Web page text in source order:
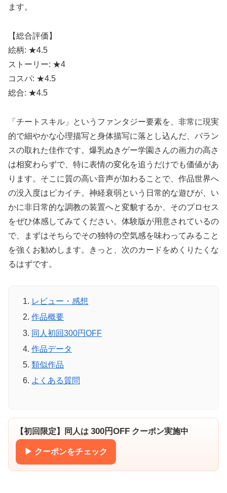
ます。
【総合評価】
絵柄: ★4.5
ストーリー: ★4
コスパ: ★4.5
総合: ★4.5
「チートスキル」というファンタジー要素を、非常に現実
的で細やかな心理描写と身体描写に落とし込んだ、バラン
スの取れた佳作です。爆乳ぬきゲー学園さんの画力の高さ
は相変わらずで、特に表情の変化を追うだけでも価値があ
ります。そこに質の高い音声が加わることで、作品世界へ
の没入度はピカイチ。神経衰弱という日常的な遊びが、い
かに非日常的な調教の装置へと変貌するか、そのプロセス
をぜひ体感してみてください。体験版が用意されているの
で、まずはそちらでその独特の空気感を味わってみること
を強くお勧めします。きっと、次のカードをめくりたくな
るはずです。
レビュー・感想
作品概要
同人初回300円OFF
作品データ
類似作品
よくある質問
【初回限定】同人は300円OFF クーポン実施中
▶ クーポンをチェック